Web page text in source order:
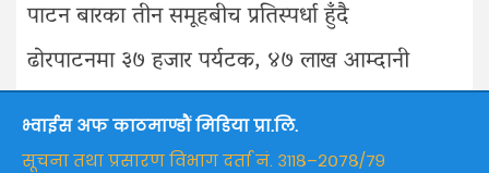
पाटन बारका तीन समूहबीच प्रतिस्पर्धा हुँदै
ढोरपाटनमा ३७ हजार पर्यटक, ४७ लाख आम्दानी
भ्वाईस अफ काठमाण्डौं मिडिया प्रा.लि.
सूचना तथा प्रसारण विभाग दर्ता नं. ३११८–२०७८/७९